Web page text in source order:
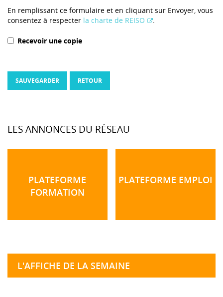
En remplissant ce formulaire et en cliquant sur Envoyer, vous
consentez à respecter la charte de REISO .
Recevoir une copie
SAUVEGARDER RETOUR
LES ANNONCES DU RÉSEAU
PLATEFORME
FORMATION
PLATEFORME EMPLOI
L'AFFICHE DE LA SEMAINE